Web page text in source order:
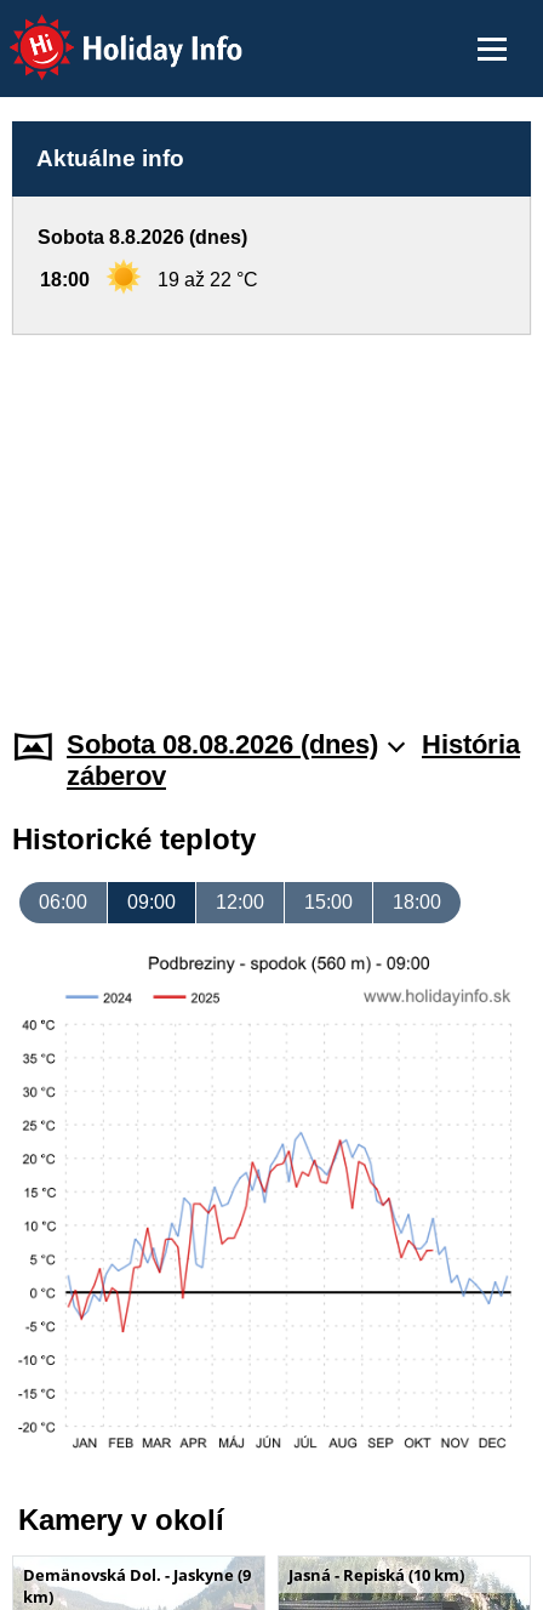
Holiday Info
Aktuálne info
Sobota 8.8.2026 (dnes)
18:00 19 až 22 °C
Sobota 08.08.2026 (dnes)
História
záberov
Historické teploty
06:00 09:00 12:00 15:00 18:00
Kamery v okolí
Demänovská Dol. - Jaskyne (9
km)
Jasná - Repiská (10 km)